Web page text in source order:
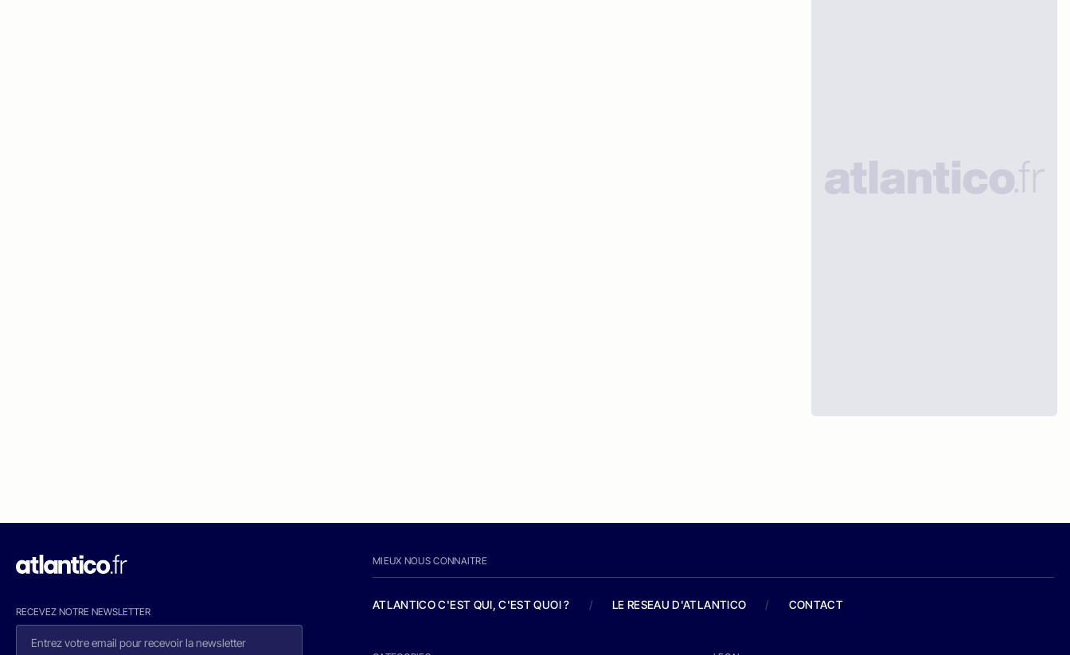
RECEVEZ NOTRE NEWSLETTER
MIEUX NOUS CONNAITRE
ATLANTICO C'EST QUI, C'EST QUOI ? / LE RESEAU D'ATLANTICO / CONTACT